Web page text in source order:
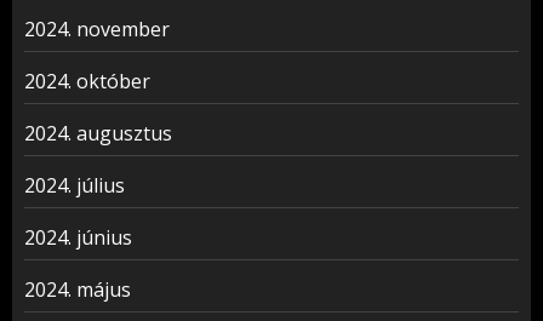
2024. november
2024. október
2024. augusztus
2024. július
2024. június
2024. május